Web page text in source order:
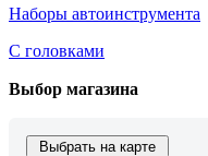
Наборы автоинструмента
С головками
Выбор магазина
Выбрать на карте